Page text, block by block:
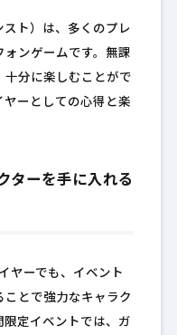
スト）は、多くのプレ
ォンゲームです。無課
十分に楽しむことがで
ヤーとしての心得と楽
ターを手に入れる
ヤーでも、イベント
とで強力なキャラク
定イベントでは、ガ